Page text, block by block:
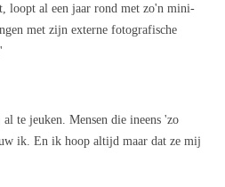
loopt al een jaar rond met zo'n mini-
met zijn externe fotografische
te jeuken. Mensen die ineens 'zo
ik. En ik hoop altijd maar dat ze mij